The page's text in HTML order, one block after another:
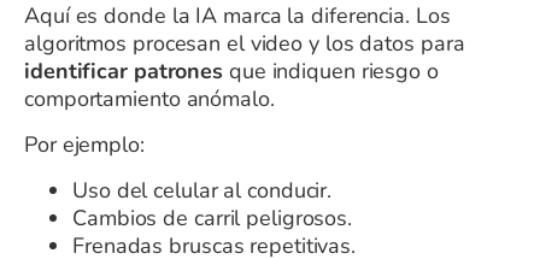
Aquí es donde la IA marca la diferencia. Los
algoritmos procesan el video y los datos para
identificar patrones que indiquen riesgo o
comportamiento anómalo.
Por ejemplo:
Uso del celular al conducir.
Cambios de carril peligrosos.
Frenadas bruscas repetitivas.